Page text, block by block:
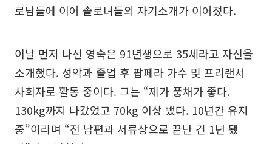
로남들에 이어 솔로녀들의 자기소개가 이어졌다.
이날 먼저 나선 영숙은 91년생으로 35세라고 자신을
소개했다. 성악과 졸업 후 팝페라 가수 및 프리랜서
사회자로 활동 중이다. 그는 “제가 풍채가 좋다.
130kg까지 나갔었고 70kg 이상 뺐다. 10년간 유지
중”이라며 “전 남편과 서류상으로 끝난 건 1년 됐